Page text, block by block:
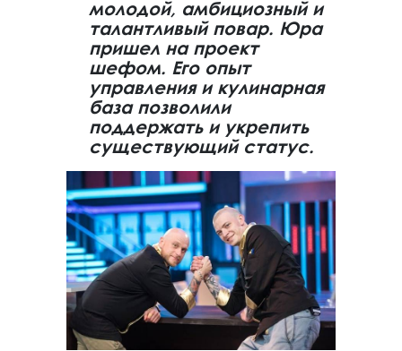
молодой, амбициозный и
талантливый повар. Юра
пришел на проект
шефом. Его опыт
управления и кулинарная
база позволили
поддержать и укрепить
существующий статус.